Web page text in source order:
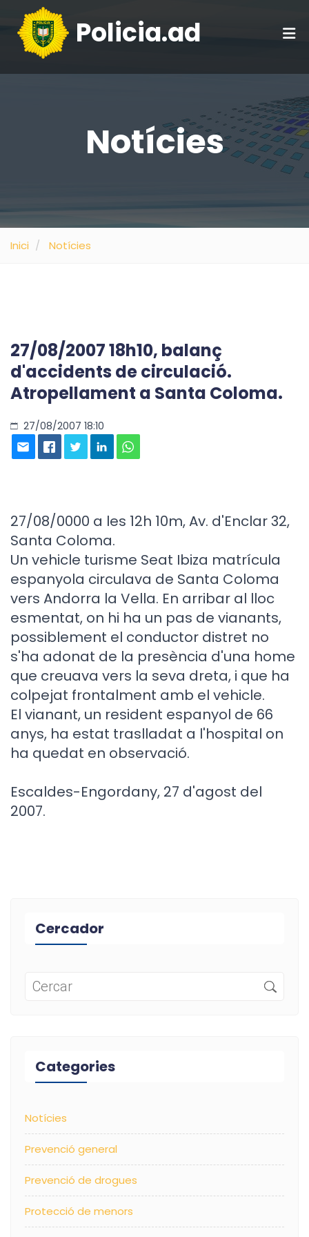
Policia.ad
Notícies
Inici Notícies
27/08/2007 18h10, balanç
d'accidents de circulació.
Atropellament a Santa Coloma.
27/08/2007 18:10
27/08/0000 a les 12h 10m, Av. d'Enclar 32,
Santa Coloma.
Un vehicle turisme Seat Ibiza matrícula
espanyola circulava de Santa Coloma
vers Andorra la Vella. En arribar al lloc
esmentat, on hi ha un pas de vianants,
possiblement el conductor distret no
s'ha adonat de la presència d'una home
que creuava vers la seva dreta, i que ha
colpejat frontalment amb el vehicle.
El vianant, un resident espanyol de 66
anys, ha estat traslladat a l'hospital on
ha quedat en observació.
Escaldes-Engordany, 27 d'agost del
2007.
Cercador
Categories
Notícies
Prevenció general
Prevenció de drogues
Protecció de menors